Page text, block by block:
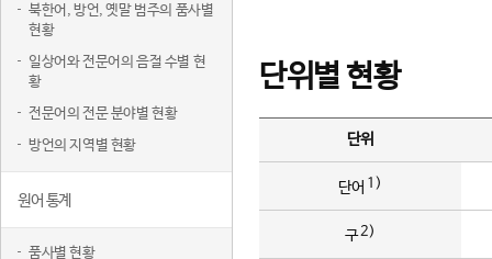
북한어, 방언, 옛말 범주의 품사별
현황
일상어와 전문어의 음절 수별 현
황
전문어의 전문 분야별 현황
방언의 지역별 현황
원어 통계
품사별 현황
단위별 현황
단위
단어 1)
구2)